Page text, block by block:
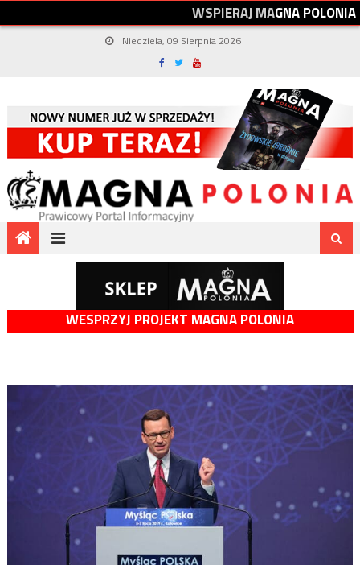
WSPIERAJMAGNAPOLONIA
Niedziela, 09 Sierpnia 2026
WESPRZYJ PROJEKT MAGNA POLONIA